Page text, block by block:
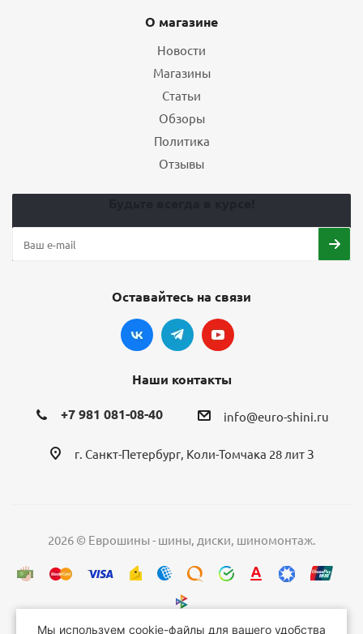
О магазине
Новости
Магазины
Статьи
Обзоры
Политика
Отзывы
Оставайтесь на связи
Наши контакты
+7 981 081-08-40 info@euro-shini.ru
г. Санкт-Петербург, Коли-Томчака 28 лит З
2026 © Еврошины - шины, диски, шиномонтаж.
Мы используем cookie-файлы для вашего удобства